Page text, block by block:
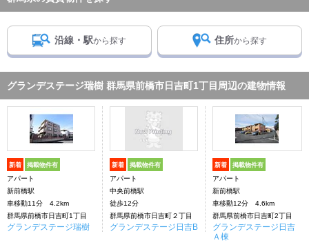
沿線・駅から探す 住所から探す
グランデステージ瑞樹 群馬県前橋市日吉町1丁目周辺の建物情報
新着 掲載物件有
アパート
新前橋駅
車移動11分 4.2km
群馬県前橋市日吉町1丁目
グランデステージ瑞樹
新着 掲載物件有
アパート
中央前橋駅
徒歩12分
群馬県前橋市日吉町２丁目
グランデステージ日吉B
新着 掲載物件有
アパート
新前橋駅
車移動12分 4.6km
群馬県前橋市日吉町2丁目
グランデステージ日吉
Ａ棟